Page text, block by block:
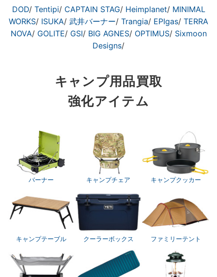
DOD/ Tentipi/ CAPTAIN STAG/ Heimplanet/ MINIMAL
WORKS/ ISUKA/ 武井バーナー/ Trangia/ EPIgas/ TERRA
NOVA/ GOLITE/ GSI/ BIG AGNES/ OPTIMUS/ Sixmoon
Designs/
キャンプ用品買取
強化アイテム
バーナー キャンプチェア キャンプクッカー
キャンプテーブル クーラーボックス ファミリーテント